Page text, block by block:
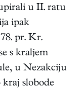
u II. ratu
ipak
pr. Kr.
s kraljem
u Nezakciju
kraj slobode